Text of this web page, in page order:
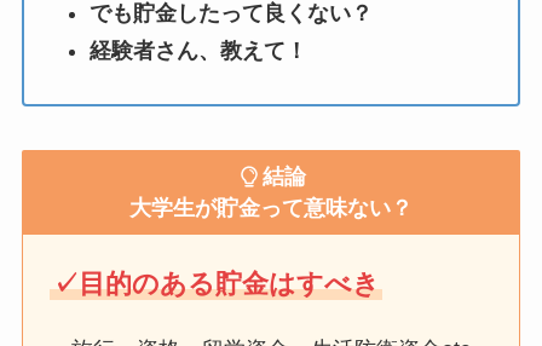
でも貯金したって良くない？
経験者さん、教えて！
結論
大学生が貯金って意味ない？
✓目的のある貯金はすべき